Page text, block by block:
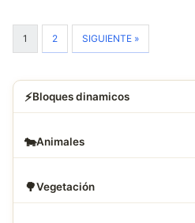
1 2 SIGUIENTE »
⚡Bloques dinamicos
🐄Animales
🌳Vegetación